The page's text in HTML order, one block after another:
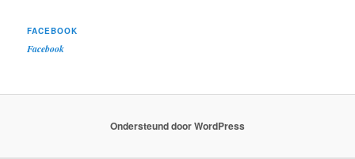
FACEBOOK
Facebook
Ondersteund door WordPress